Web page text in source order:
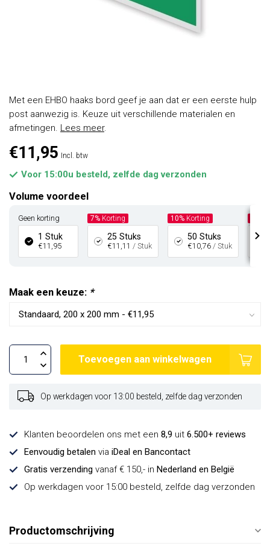
Met een EHBO haaks bord geef je aan dat er een eerste hulp
post aanwezig is. Keuze uit verschillende materialen en
afmetingen. Lees meer.
€11,95 Incl. btw
Voor 15:00u besteld, zelfde dag verzonden
Volume voordeel
Geen korting
1 Stuk
€11,95
7% Korting
25 Stuks
€11,11 / Stuk
10% Korting
50 Stuks
€10,76 / Stuk
Maak een keuze: *
Toevoegen aan winkelwagen
Op werkdagen voor 13:00 besteld, zelfde dag verzonden
Klanten beoordelen ons met een 8,9 uit 6.500+ reviews
Eenvoudig betalen via iDeal en Bancontact
Gratis verzending vanaf € 150,- in Nederland en België
Op werkdagen voor 15:00 besteld, zelfde dag verzonden
Productomschrijving